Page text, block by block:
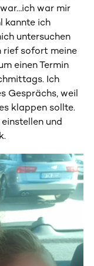
war mir
kannte ich
untersuchen
rief sofort meine
einen Termin
Ich
Gesprächs, weil
klappen sollte.
und